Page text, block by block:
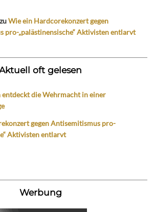
Wie ein Hardcorekonzert gegen
pro-„palästinensische“ Aktivisten entlarvt
oft gelesen
entdeckt die Wehrmacht in einer
gegen Antisemitismus pro-
Aktivisten entlarvt
Werbung